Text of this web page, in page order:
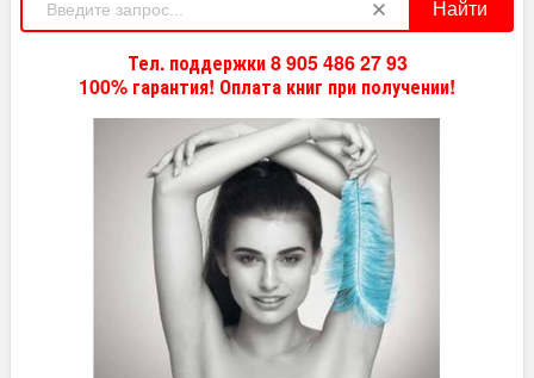
Найти
Тел. поддержки 8 905 486 27 93
100% гарантия! Оплата книг при получении!